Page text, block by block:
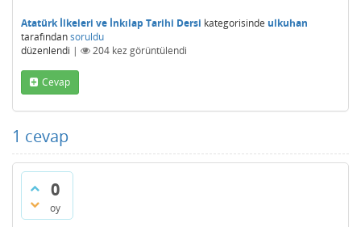
Atatürk İlkeleri ve İnkılap Tarihi Dersi kategorisinde ulkuhan
tarafındansoruldu
düzenlendi | 204 kez görüntülendi
Cevap
1 cevap
0
oy